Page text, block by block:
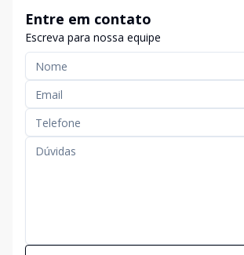
Entre em contato
Escreva para nossa equipe